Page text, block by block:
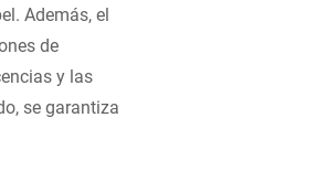
Además, el
de
y las
se garantiza